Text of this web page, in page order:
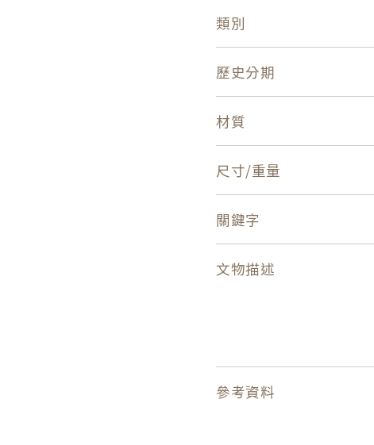
類別
歷史分期
材質
尺寸/重量
關鍵字
文物描述
參考資料